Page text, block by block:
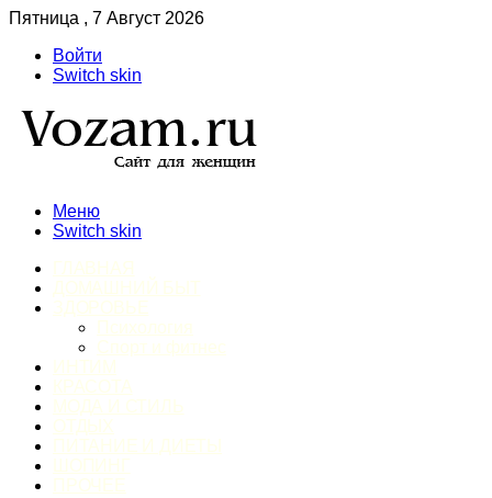
Пятница , 7 Август 2026
Войти
Switch skin
Меню
Switch skin